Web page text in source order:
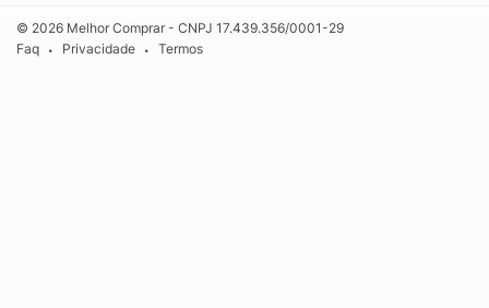
© 2026 Melhor Comprar - CNPJ 17.439.356/0001-29
Faq
• Privacidade • Termos